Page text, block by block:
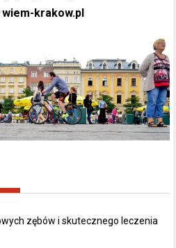
wiem-krakow.pl
zębów i skutecznego leczenia